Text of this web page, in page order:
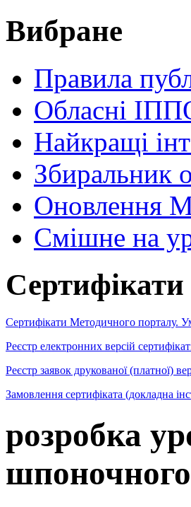
Вибране
Правила
Обласні
Найкращі
Збиральник
Оновлення
Cмішне на
Сертифікати
Сертифікати Методичного порталу.
Реєстр електронних версій
Реєстр заявок друкованої (платної)
Замовлення сертифіката (докладна
розробка